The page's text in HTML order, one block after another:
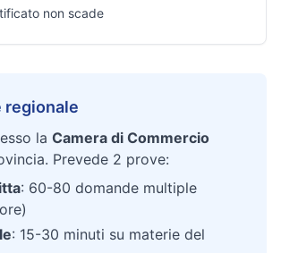
non scade
regionale
la Camera di Commercio
Prevede 2 prove:
: 60-80 domande multiple
: 15-30 minuti su materie del